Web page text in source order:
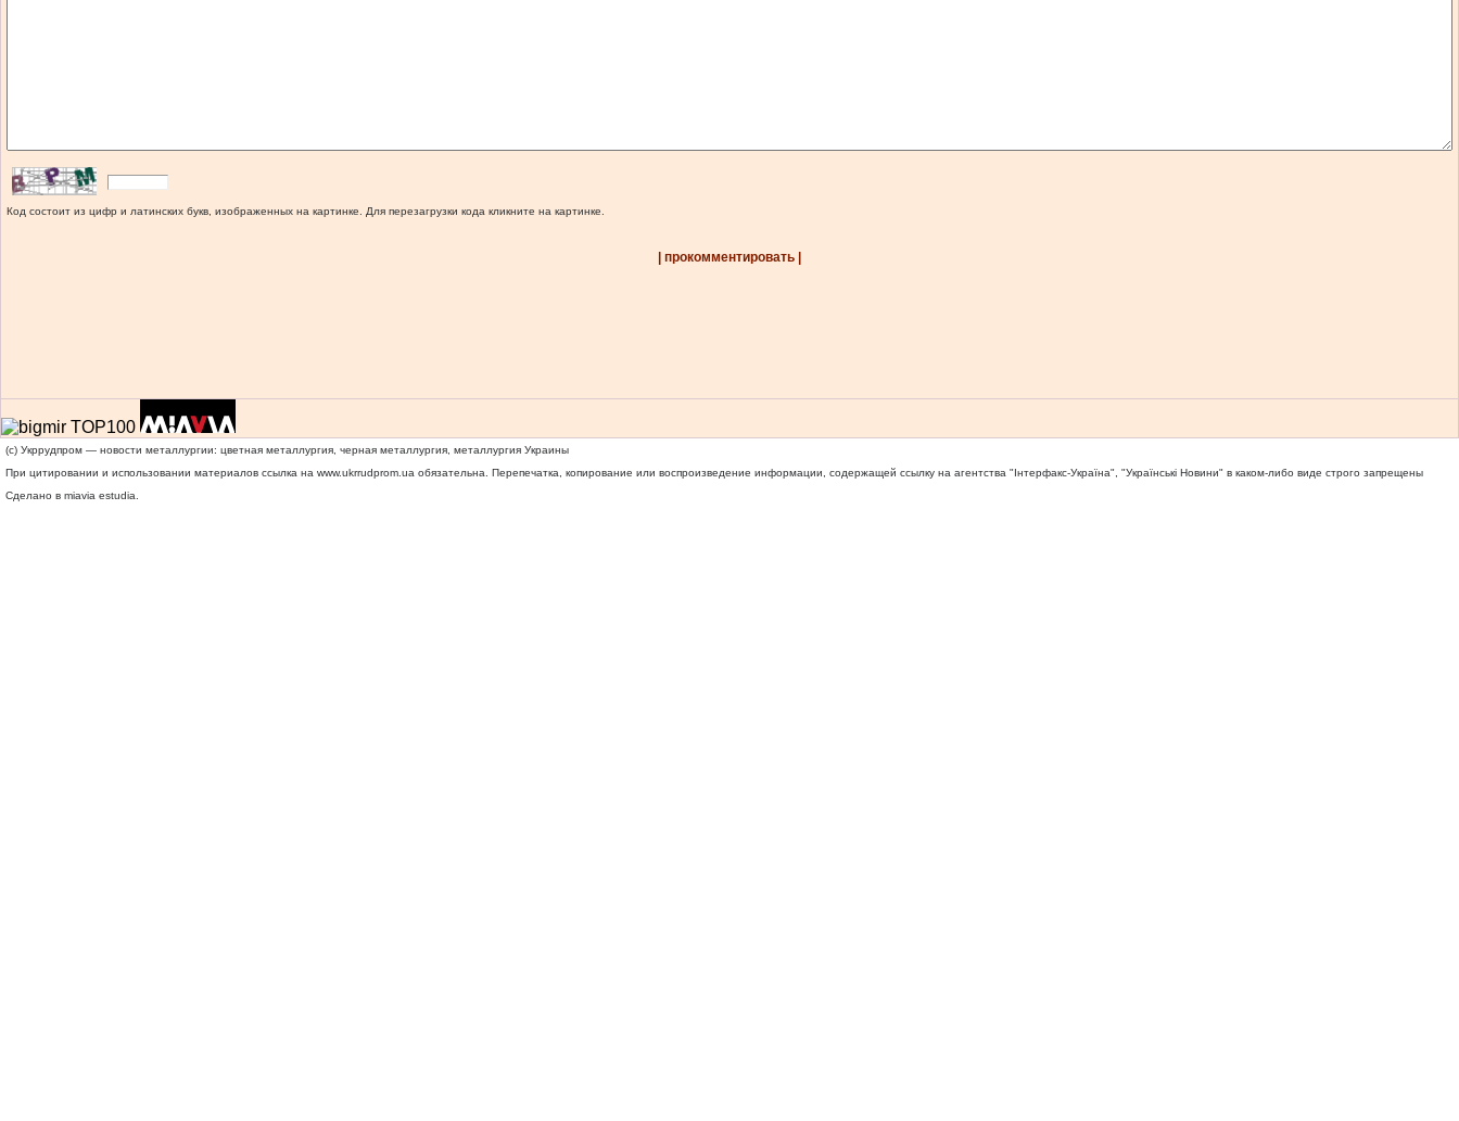
Код состоит из цифр и латинских букв, изображенных на картинке. Для перезагрузки кода кликните на картинке.
| прокомментировать |
(c) Укррудпром — новости металлургии: цветная металлургия, черная металлургия, металлургия Украины
При цитировании и использовании материалов ссылка на www.ukrrudprom.ua обязательна. Перепечатка, копирование или воспроизведение информации, содержащей ссылку на агентства "Iнтерфакс-Україна", "Українськi Новини" в каком-либо виде строго запрещены
Сделано в miavia estudia.